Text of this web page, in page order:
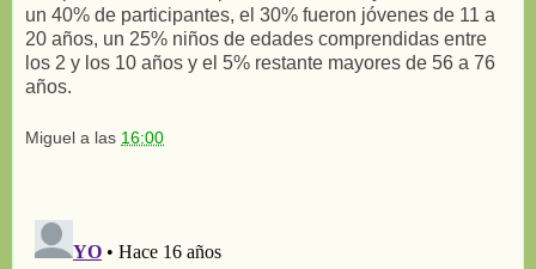
un 40% de participantes, el 30% fueron jóvenes de 11 a
20 años, un 25% niños de edades comprendidas entre
los 2 y los 10 años y el 5% restante mayores de 56 a 76
años.
Miguel a las 16:00